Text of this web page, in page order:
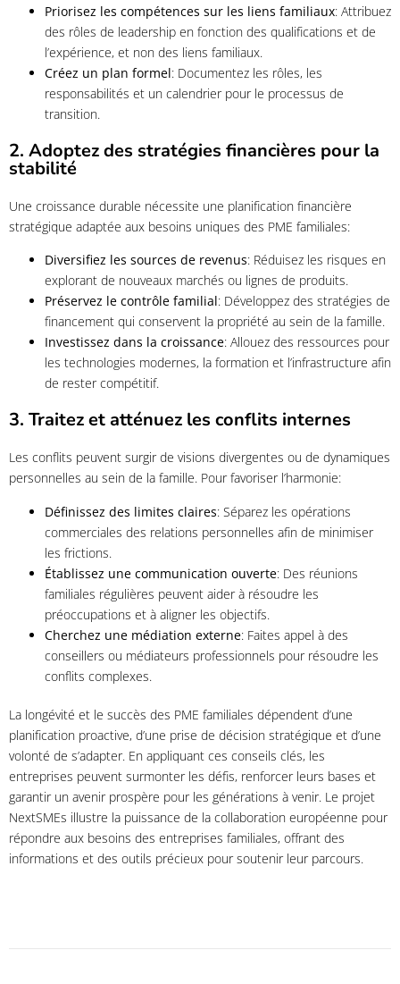
Priorisez les compétences sur les liens familiaux: Attribuez
des rôles de leadership en fonction des qualifications et de
l’expérience, et non des liens familiaux.
Créez un plan formel: Documentez les rôles, les
responsabilités et un calendrier pour le processus de
transition.
2. Adoptez des stratégies financières pour la
stabilité
Une croissance durable nécessite une planification financière
stratégique adaptée aux besoins uniques des PME familiales:
Diversifiez les sources de revenus: Réduisez les risques en
explorant de nouveaux marchés ou lignes de produits.
Préservez le contrôle familial: Développez des stratégies de
financement qui conservent la propriété au sein de la famille.
Investissez dans la croissance: Allouez des ressources pour
les technologies modernes, la formation et l’infrastructure afin
de rester compétitif.
3. Traitez et atténuez les conflits internes
Les conflits peuvent surgir de visions divergentes ou de dynamiques
personnelles au sein de la famille. Pour favoriser l’harmonie:
Définissez des limites claires: Séparez les opérations
commerciales des relations personnelles afin de minimiser
les frictions.
Établissez une communication ouverte: Des réunions
familiales régulières peuvent aider à résoudre les
préoccupations et à aligner les objectifs.
Cherchez une médiation externe: Faites appel à des
conseillers ou médiateurs professionnels pour résoudre les
conflits complexes.
La longévité et le succès des PME familiales dépendent d’une
planification proactive, d’une prise de décision stratégique et d’une
volonté de s’adapter. En appliquant ces conseils clés, les
entreprises peuvent surmonter les défis, renforcer leurs bases et
garantir un avenir prospère pour les générations à venir. Le projet
NextSMEs illustre la puissance de la collaboration européenne pour
répondre aux besoins des entreprises familiales, offrant des
informations et des outils précieux pour soutenir leur parcours.